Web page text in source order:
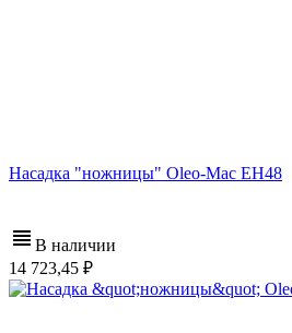
Насадка "ножницы" Oleo-Mac EH48
В наличии
14 723,45